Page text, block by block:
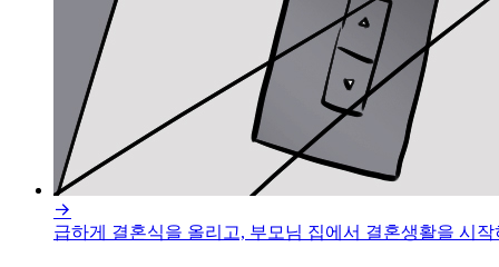

급하게 결혼식을 올리고, 부모님 집에서 결혼생활을 시